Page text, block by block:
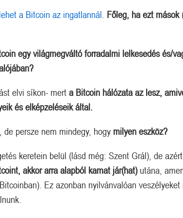
a Bitcoin az ingatlannál. Főleg, ha ezt mások
egy világmegváltó forradalmi lelkesedés és/
elvi síkon- mert a Bitcoin hálózata az lesz,
és elképzeléseik által.
, de persze nem mindegy, hogy milyen eszköz?
keretein belül (lásd még: Szent Grál), de
akkor arra alapból kamat jár(hat)utána,
Ez azonban nyilvánvalóan veszélyeket